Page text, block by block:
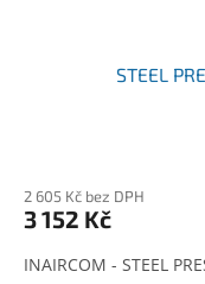
STEEL
2 605 Kč bez DPH
3 152 Kč
INAIRCOM - STEEL